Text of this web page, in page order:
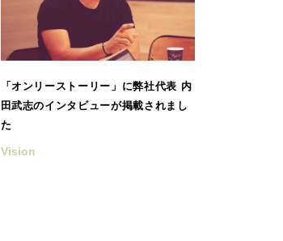
「オンリーストーリー」に弊社代表 内
田武志のインタビューが掲載されまし
た
Vision